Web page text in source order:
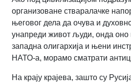
организоване стваралачке
његовог дела да очува и
унапреди живот људи, онда
западна олигархија и њени
НАТО-а, морамо сматрати
На крају крајева, зашто су